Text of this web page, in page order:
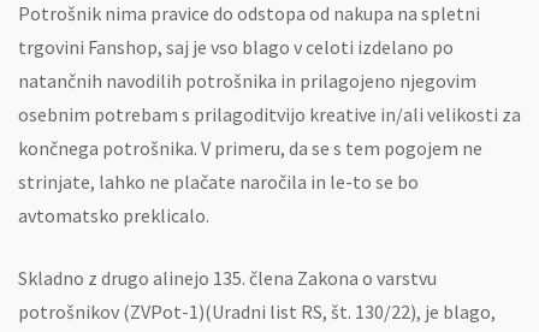
Potrošnik nima pravice do odstopa od nakupa na spletni
trgovini Fanshop, saj je vso blago v celoti izdelano po
natančnih navodilih potrošnika in prilagojeno njegovim
osebnim potrebam s prilagoditvijo kreative in/ali velikosti za
končnega potrošnika. V primeru, da se s tem pogojem ne
strinjate, lahko ne plačate naročila in le-to se bo
avtomatsko preklicalo.
Skladno z drugo alinejo 135. člena Zakona o varstvu
potrošnikov (ZVPot-1)(Uradni list RS, št. 130/22), je blago,